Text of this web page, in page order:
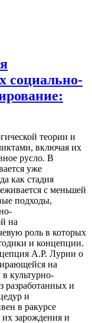
социально-
теории и
включая их
русло. В
уже
как стадия
с меньшей
подходы,
на
роль в которых
и концепции.
А.Р. Лурии о
на
культурно-
разработанных и
и
в ракурсе
зарождения и